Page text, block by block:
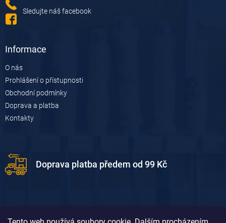
Sledujte náš facebook
Informace
O nás
Prohlášení o přístupnosti
Obchodní podmínky
Doprava a platba
Kontakty
Doprava platba předem od 99 Kč